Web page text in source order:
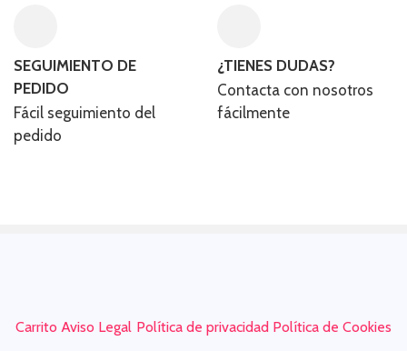
SEGUIMIENTO DE
PEDIDO
Fácil seguimiento del
pedido
¿TIENES DUDAS?
Contacta con nosotros
fácilmente
Carrito Aviso Legal Política de privacidad Política de Cookies